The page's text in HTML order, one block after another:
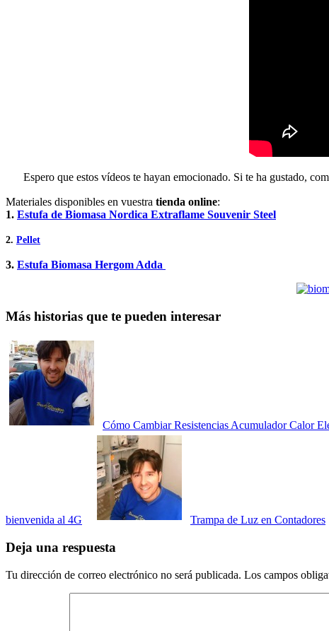
Espero que estos vídeos te hayan emocionado. Si te ha gustado,
Materiales disponibles en vuestra tienda online:
1. Estufa de Biomasa Nordica Extraflame Souvenir Steel
2. Pellet
3. Estufa Biomasa Hergom Adda
Más historias que te pueden interesar
Cómo Cambiar Resistencias Acumulador Calor
bienvenida al 4G Trampa de Luz en Contadores
Deja una respuesta
Tu dirección de correo electrónico no será publicada. Los campos